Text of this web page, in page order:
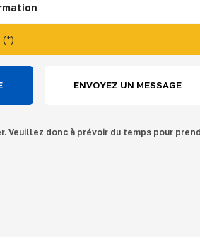
(*)
ENVOYEZ UN MESSAGE
donc à prévoir du temps pour